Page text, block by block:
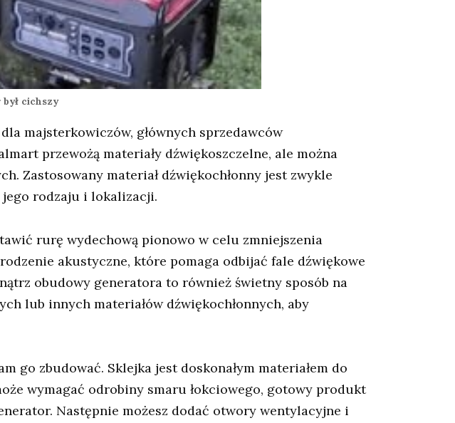
cichszy
majsterkowiczów, głównych sprzedawców
przewożą materiały dźwiękoszczelne, ale można
Zastosowany materiał dźwiękochłonny jest zwykle
jego rodzaju i lokalizacji.
rurę wydechową pionowo w celu zmniejszenia
akustyczne, które pomaga odbijać fale dźwiękowe
obudowy generatora to również świetny sposób na
lub innych materiałów dźwiękochłonnych, aby
go zbudować. Sklejka jest doskonałym materiałem do
wymagać odrobiny smaru łokciowego, gotowy produkt
Następnie możesz dodać otwory wentylacyjne i